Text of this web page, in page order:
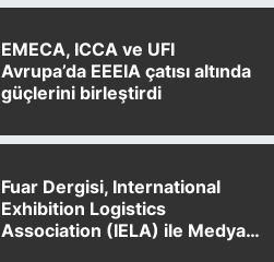
EMECA, ICCA ve UFI
Avrupa’da EEEIA çatısı altında
güçlerini birleştirdi
Fuar Dergisi, International
Exhibition Logistics
Association (IELA) ile Medya